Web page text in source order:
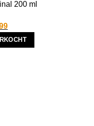
200 ml
Huidige
prijs
is: